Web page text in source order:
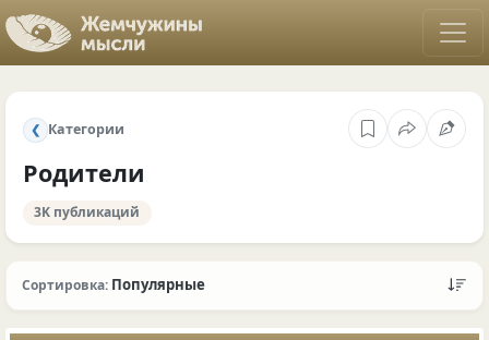
❮ Категории
Родители
3K публикаций
Сортировка: Популярные